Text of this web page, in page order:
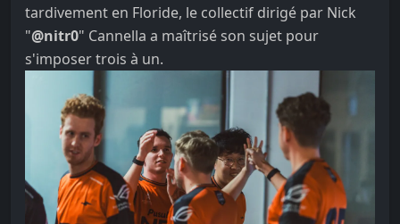
tardivement en Floride, le collectif dirigé par Nick
"@nitr0" Cannella a maîtrisé son sujet pour
s'imposer trois à un.